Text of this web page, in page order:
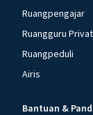
Ruangpengajar
Ruangguru Privat
Ruangpeduli
Airis
Bantuan &